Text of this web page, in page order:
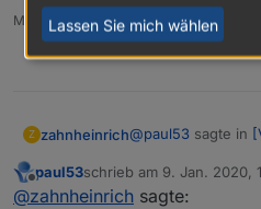
MfG Ulrich
Z zahnheinrich@paul53 sagte in
Danke!
"read": "!val"
Offline
paul53schrieb am 9. Jan. 2020,
zuletzt editiert von
@zahnheinrich sagte:
Lassen Sie mich wählen